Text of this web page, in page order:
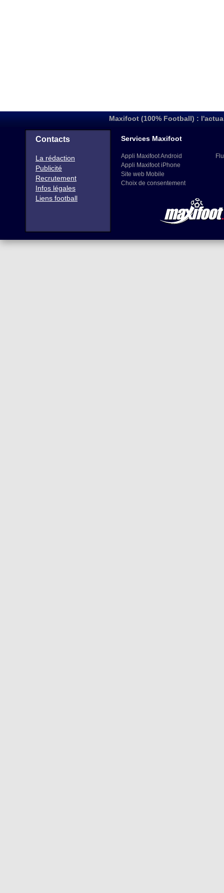
Maxifoot (100% Football) :
Contacts
La rédaction
Publicité
Recrutement
Infos légales
Liens football
Services Maxifoot
Appli Maxifoot Android
Appli Maxifoot iPhone
Site web Mobile
Choix de consentement